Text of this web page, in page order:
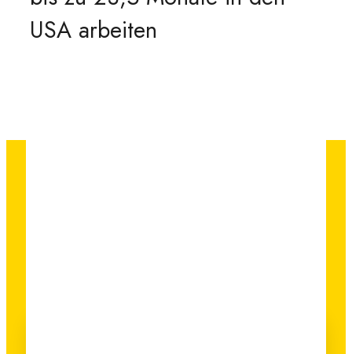
USA arbeiten